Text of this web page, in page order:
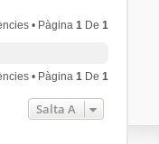
• Pàgina1 De1
• Pàgina1 De1
Salta A